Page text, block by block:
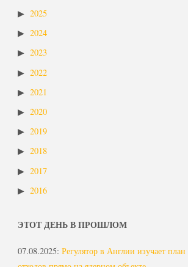
2025
2024
2023
2022
2021
2020
2019
2018
2017
2016
ЭТОТ ДЕНЬ В ПРОШЛОМ
07.08.2025: Регулятор в Англии изучает план